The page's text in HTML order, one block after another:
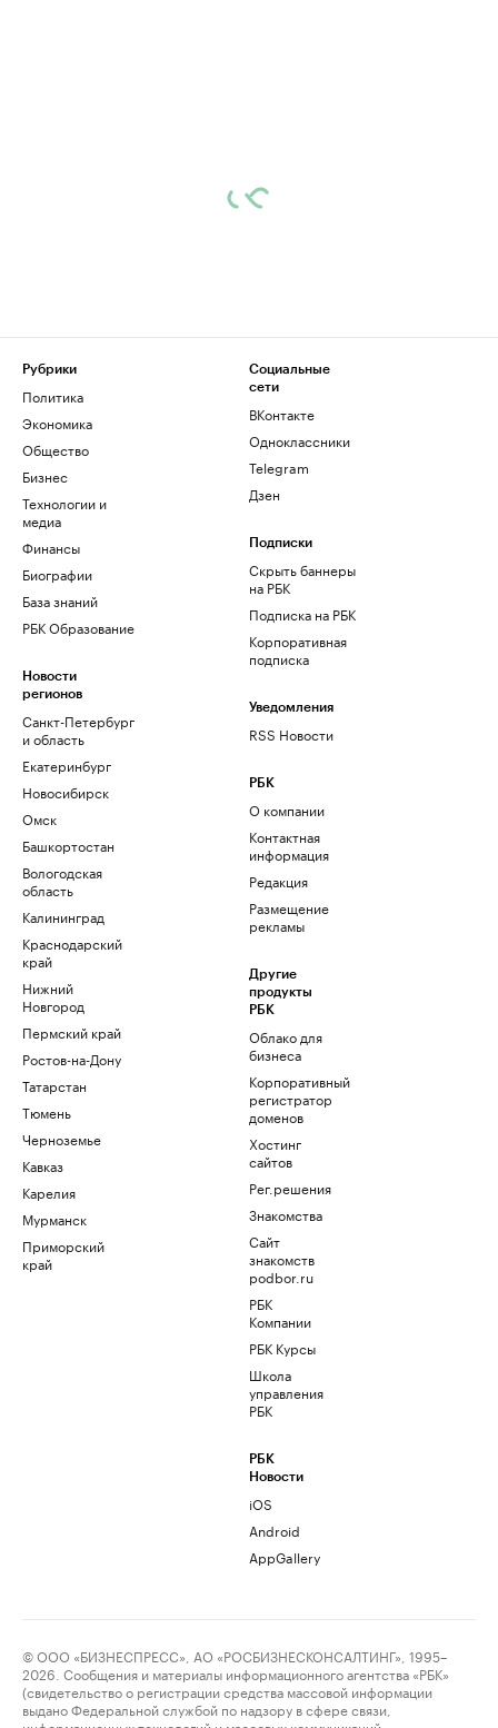
Рубрики
Политика
Экономика
Общество
Бизнес
Технологии и
медиа
Финансы
Биографии
База знаний
РБК Образование
Новости
регионов
Санкт-Петербург
и область
Екатеринбург
Новосибирск
Омск
Башкортостан
Вологодская
область
Калининград
Краснодарский
край
Нижний
Новгород
Пермский край
Ростов-на-Дону
Татарстан
Тюмень
Черноземье
Кавказ
Карелия
Мурманск
Приморский
край
Социальные
сети
ВКонтакте
Одноклассники
Telegram
Дзен
Подписки
Скрыть баннеры
на РБК
Подписка на РБК
Корпоративная
подписка
Уведомления
RSS Новости
РБК
О компании
Контактная
информация
Редакция
Размещение
рекламы
Другие
продукты
РБК
Облако для
бизнеса
Корпоративный
регистратор
доменов
Хостинг
сайтов
Рег.решения
Знакомства
Сайт
знакомств
podbor.ru
РБК
Компании
РБК Курсы
Школа
управления
РБК
РБК
Новости
iOS
Android
AppGallery
© ООО «БИЗНЕСПРЕСС», АО «РОСБИЗНЕСКОНСАЛТИНГ», 1995–
2026. Сообщения и материалы информационного агентства «РБК»
(свидетельство о регистрации средства массовой информации
выдано Федеральной службой по надзору в сфере связи,